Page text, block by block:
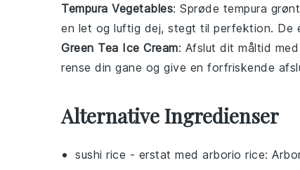
Tempura Vegetables: Sprøde tempura
en let og luftig dej, stegt til perfektion.
Green Tea Ice Cream: Afslut dit måltid
rense din gane og give en forfriskende
Alternative Ingredienser
sushi rice - erstat med arborio rice: